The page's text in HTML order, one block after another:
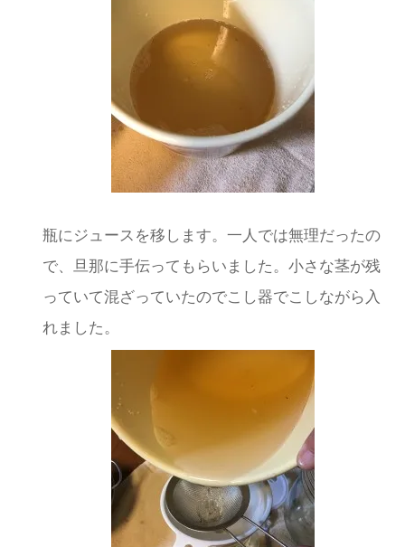
瓶にジュースを移します。一人では無理だったの
で、旦那に手伝ってもらいました。小さな茎が残
っていて混ざっていたのでこし器でこしながら入
れました。